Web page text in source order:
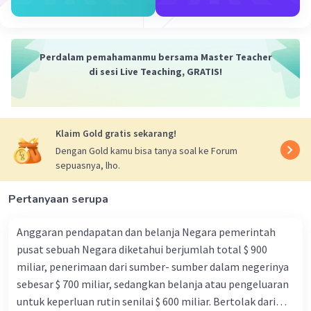
Politik dumping dapat digunakan untuk mendukung
pembangunan ekonomi suatu negara. Dengan
memperluas pasar ekspor dan melindungi industri
pertumbuhan ekonomi dan menciptakan lapangan kerja.
Berikut adalah beberapa contoh kasus di mana politik
dumping dapat diterapkan:
**Suatu negara memiliki industri baja yang belum
berkembang. Pemerintah negara tersebut dapat
bajanya dengan harga lebih murah di pasar luar negeri.
Tujuannya adalah untuk memperluas pasar ekspor dan
mendorong pengembangan industri baja dalam
negeri.**
**Suatu negara memiliki industri tekstil yang bersaing
Perdalam pemahamanmu bersama Master Teacher
di sesi Live Teaching, GRATIS!
Klaim Gold gratis sekarang!
Dengan Gold kamu bisa tanya soal ke Forum
sepuasnya, lho.
Pertanyaan serupa
Anggaran pendapatan dan belanja Negara pemerintah
pusat sebuah Negara diketahui berjumlah total $ 900
miliar, penerimaan dari sumber- sumber dalam negerinya
sebesar $ 700 miliar, sedangkan belanja atau pengeluaran
untuk keperluan rutin senilai $ 600 miliar. Bertolak dari